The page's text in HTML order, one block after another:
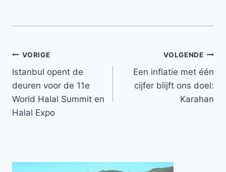
Bericht
navigatie
VORIGE
Istanbul opent de
deuren voor de 11e
World Halal Summit en
Halal Expo
VOLGENDE
Een inflatie met één
cijfer blijft ons doel:
Karahan